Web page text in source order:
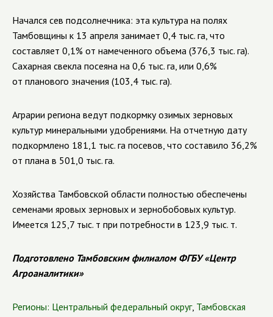
Начался сев подсолнечника: эта культура на полях
Тамбовщины к 13 апреля занимает 0,4 тыс. га, что
составляет 0,1% от намеченного объема (376,3 тыс. га).
Сахарная свекла посеяна на 0,6 тыс. га, или 0,6%
от планового значения (103,4 тыс. га).
Аграрии региона ведут подкормку озимых зерновых
культур минеральными удобрениями. На отчетную дату
подкормлено 181,1 тыс. га посевов, что составило 36,2%
от плана в 501,0 тыс. га.
Хозяйства Тамбовской области полностью обеспечены
семенами яровых зерновых и зернобобовых культур.
Имеется 125,7 тыс. т при потребности в 123,9 тыс. т.
Подготовлено Тамбовским филиалом ФГБУ «Центр
Агроаналитики»
Регионы: Центральный федеральный округ, Тамбовская